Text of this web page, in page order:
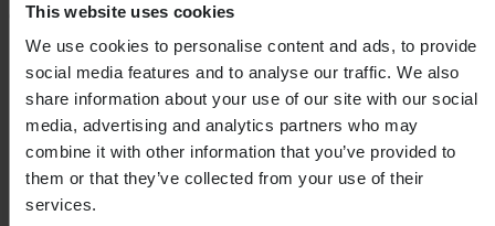
This website uses cookies
We use cookies to personalise content and ads, to provide
social media features and to analyse our traffic. We also
share information about your use of our site with our social
media, advertising and analytics partners who may
combine it with other information that you’ve provided to
them or that they’ve collected from your use of their
services.
Gebaseerd op 4 beoordelingen
5
4
4
3
0
2
1